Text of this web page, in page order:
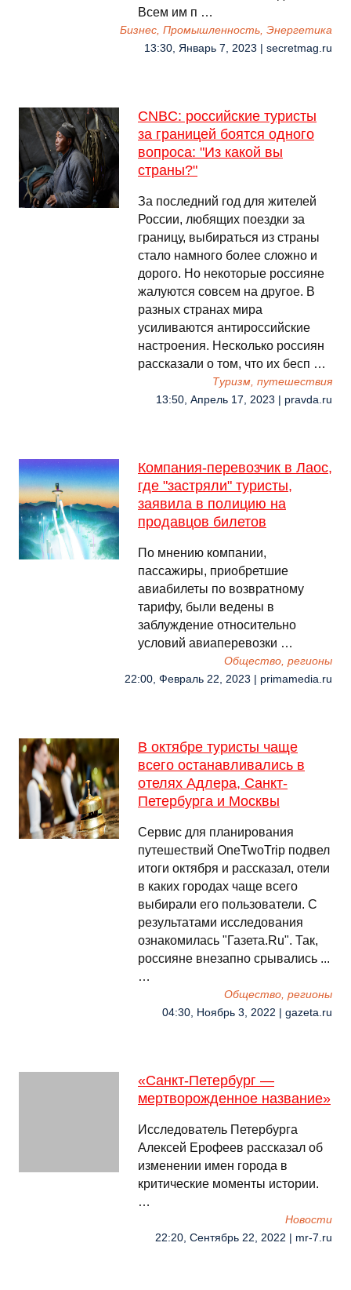
Всем им п …
Бизнес, Промышленность, Энергетика
13:30, Январь 7, 2023 | secretmag.ru
CNBC: российские туристы
за границей боятся одного
вопроса: "Из какой вы
страны?"
За последний год для жителей
России, любящих поездки за
границу, выбираться из страны
стало намного более сложно и
дорого. Но некоторые россияне
жалуются совсем на другое. В
разных странах мира
усиливаются антироссийские
настроения. Несколько россиян
рассказали о том, что их бесп …
Туризм, путешествия
13:50, Апрель 17, 2023 | pravda.ru
Компания-перевозчик в Лаос,
где "застряли" туристы,
заявила в полицию на
продавцов билетов
По мнению компании,
пассажиры, приобретшие
авиабилеты по возвратному
тарифу, были ведены в
заблуждение относительно
условий авиаперевозки …
Общество, регионы
22:00, Февраль 22, 2023 | primamedia.ru
В октябре туристы чаще
всего останавливались в
отелях Адлера, Санкт-
Петербурга и Москвы
Сервис для планирования
путешествий OneTwoTrip подвел
итоги октября и рассказал, отели
в каких городах чаще всего
выбирали его пользователи. С
результатами исследования
ознакомилась "Газета.Ru". Так,
россияне внезапно срывались ...
…
Общество, регионы
04:30, Ноябрь 3, 2022 | gazeta.ru
«Санкт-Петербург —
мертворожденное название»
Исследователь Петербурга
Алексей Ерофеев рассказал об
изменении имен города в
критические моменты истории.
…
Новости
22:20, Сентябрь 22, 2022 | mr-7.ru